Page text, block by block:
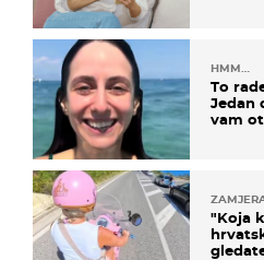
HMM…
To
Jedan
vam
"Koja